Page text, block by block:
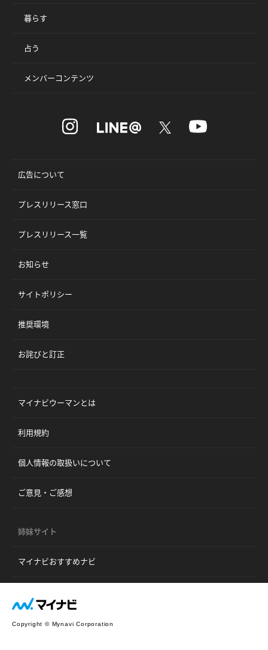
暮らす
占う
メンバーコンテンツ
広告について
プレスリリース窓口
プレスリリース一覧
お知らせ
サイトポリシー
推奨環境
お詫びと訂正
マイナビウーマンとは
利用規約
個人情報の取扱いについて
ご意見・ご感想
姉妹サイト
マイナビおすすめナビ
Copyright © Mynavi Corporation